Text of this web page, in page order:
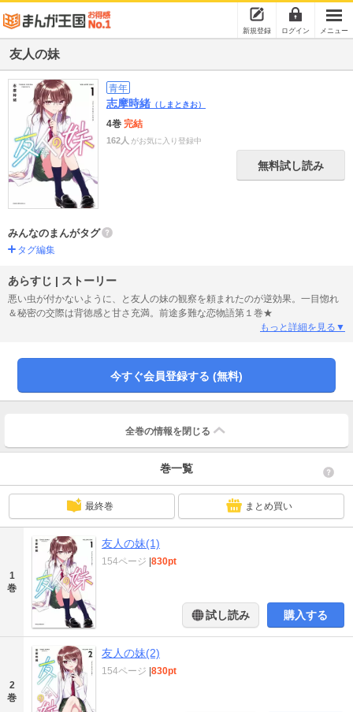
新規登録 ログイン メニュー
友人の妹
青年
志摩時緒 （しまときお）
4巻 完結
162人 がお気に入り登録中
無料試し読み
みんなのまんがタグ
タグ編集
あらすじ | ストーリー
悪い虫が付かないように、と友人の妹の観察を頼まれたのが逆効果。一目惚れ
＆秘密の交際は背徳感と甘さ充満。前途多難な恋物語第１巻★
もっと詳細を見る▼
今すぐ会員登録する (無料)
全巻の情報を 閉じる
巻一覧
最終巻 まとめ買い
1
巻
友人の妹(1)
154ページ 830pt
試し読み 購入する
2
巻
友人の妹(2)
154ページ 830pt